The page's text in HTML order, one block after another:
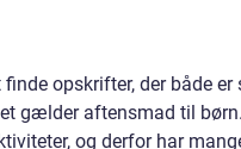
opskrifter, der både er
gælder aftensmad til
og derfor har